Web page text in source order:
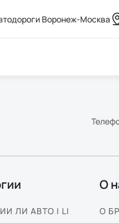
Воронеж-Москва
ЛИ АВТО | LI
О
О